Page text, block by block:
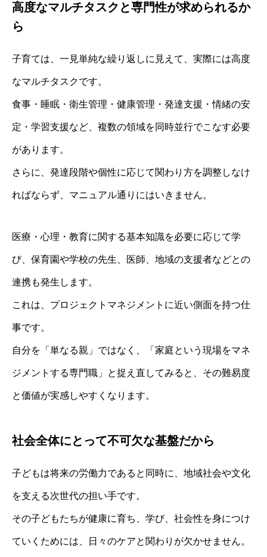
高度なマルチタスクと専門性が求められるか
ら
子育ては、一見単純な繰り返しに見えて、実際には高度
なマルチタスクです。
食事・睡眠・衛生管理・健康管理・発達支援・情緒の安
定・学習支援など、複数の領域を同時並行でこなす必要
があります。
さらに、発達段階や個性に応じて関わり方を調整しなけ
ればならず、マニュアル通りにはいきません。
医療・心理・教育に関する基本知識を必要に応じて学
び、保育園や学校の先生、医師、地域の支援者などとの
連携も発生します。
これは、プロジェクトマネジメントに近い側面を持つ仕
事です。
自分を「単なる親」ではなく、「家庭という現場をマネ
ジメントする専門職」と捉え直してみると、その難易度
と価値が実感しやすくなります。
社会全体にとって不可欠な基盤だから
子どもは将来の労働力であると同時に、地域社会や文化
を支える次世代の担い手です。
その子どもたちが健康に育ち、学び、社会性を身につけ
ていくためには、日々のケアと関わりが欠かせません。